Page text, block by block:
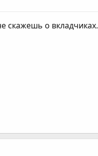
скажешь о вкладчиках.